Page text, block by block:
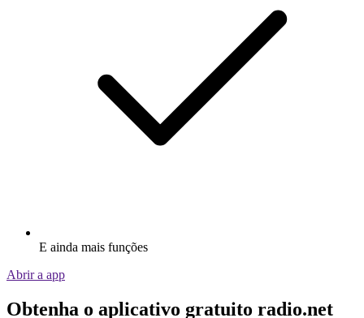
E ainda mais funções
Abrir a app
Obtenha o aplicativo gratuito radio.net